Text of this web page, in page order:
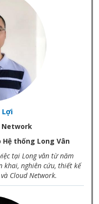
Lợi
Hệ thống Long Vân
tại Long vân từ năm
khai, nghiên cứu, thiết kế
Cloud Network.